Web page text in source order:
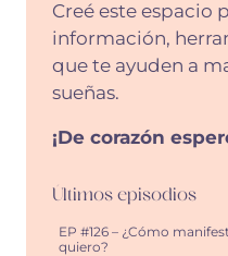
Creé este espacio
información,
que te ayuden a
sueñas.
¡De corazón
Últimos episodios
EP #126 – ¿Cómo
quiero?